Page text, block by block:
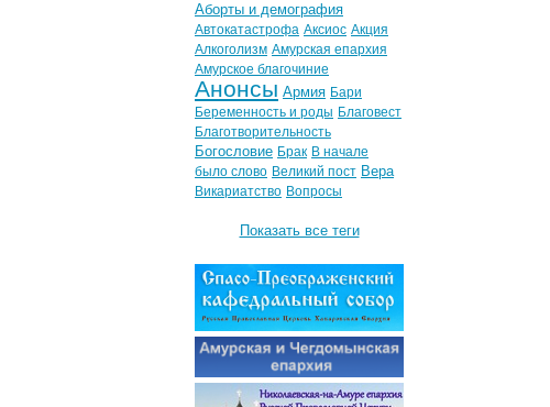
Аборты и демография
Автокатастрофа Аксиос Акция
Алкоголизм Амурская епархия
Амурское благочиние
Анонсы Армия Бари
Беременность и роды Благовест
Благотворительность
Богословие Брак В начале
было слово Великий пост Вера
Викариатство Вопросы
Показать все теги